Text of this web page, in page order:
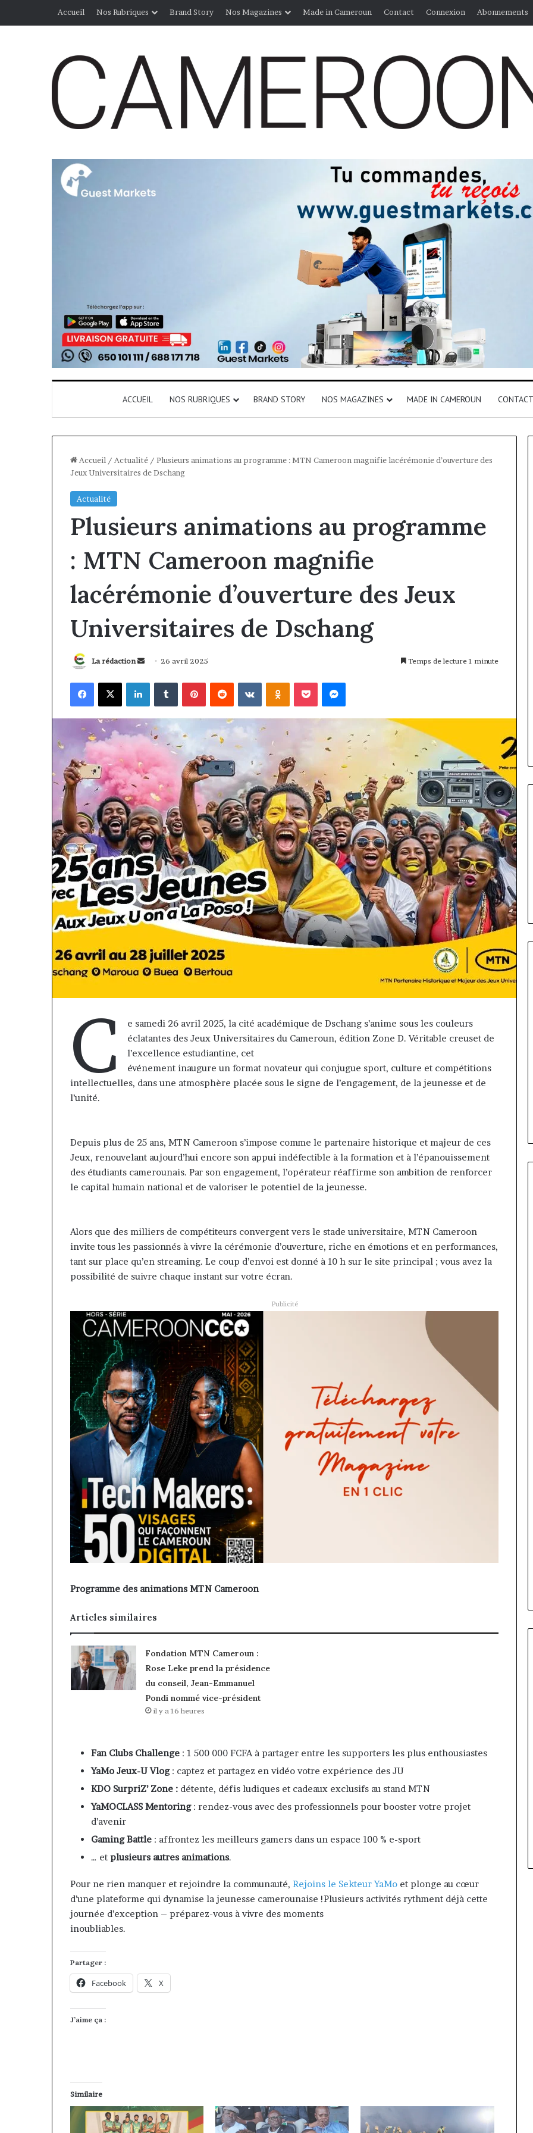
Accueil Nos Rubriques Brand Story Nos Magazines Made in Cameroun Contact Connexion Abonnements
ACCUEIL NOS RUBRIQUES BRAND STORY NOS MAGAZINES MADE IN CAMEROUN CONTACT
Accueil / Actualité / Plusieurs animations au programme : MTN Cameroon magnifie lacérémonie d’ouverture des
Jeux Universitaires de Dschang
Actualité
Plusieurs animations au programme
: MTN Cameroon magnifie
lacérémonie d’ouverture des Jeux
Universitaires de Dschang
La rédaction
Envoyer
courriel
26 avril 2025 Temps de lecture 1 minute
Facebook
X LinkedinTumblrPinterestReddit VKontakteOdnoklassniki
Pocket Messenger
C
e samedi 26 avril 2025, la cité académique de Dschang s’anime sous les couleurs
éclatantes des Jeux Universitaires du Cameroun, édition Zone D. Véritable creuset de
l’excellence estudiantine, cet
événement inaugure un format novateur qui conjugue sport, culture et compétitions
intellectuelles, dans une atmosphère placée sous le signe de l’engagement, de la jeunesse et de
l’unité.
Depuis plus de 25 ans, MTN Cameroon s’impose comme le partenaire historique et majeur de ces
Jeux, renouvelant aujourd’hui encore son appui indéfectible à la formation et à l’épanouissement
des étudiants camerounais. Par son engagement, l’opérateur réaffirme son ambition de renforcer
le capital humain national et de valoriser le potentiel de la jeunesse.
Alors que des milliers de compétiteurs convergent vers le stade universitaire, MTN Cameroon
invite tous les passionnés à vivre la cérémonie d’ouverture, riche en émotions et en performances,
tant sur place qu’en streaming. Le coup d’envoi est donné à 10 h sur le site principal ; vous avez la
possibilité de suivre chaque instant sur votre écran.
Publicité
Programme des animations MTN Cameroon
Articles similaires
Fondation MTN Cameroun :
Rose Leke prend la présidence
du conseil, Jean-Emmanuel
Pondi nommé vice-président
il y a 16 heures
Fan Clubs Challenge : 1 500 000 FCFA à partager entre les supporters les plus enthousiastes
YaMo Jeux-U Vlog : captez et partagez en vidéo votre expérience des JU
KDO SurpriZ’ Zone : détente, défis ludiques et cadeaux exclusifs au stand MTN
YaMOCLASS Mentoring: rendez-vous avec des professionnels pour booster votre projet
d’avenir
Gaming Battle : affrontez les meilleurs gamers dans un espace 100 % e-sport
… et plusieurs autres animations.
Pour ne rien manquer et rejoindre la communauté, Rejoins le Sekteur YaMo et plonge au cœur
d’une plateforme qui dynamise la jeunesse camerounaise !Plusieurs activités rythment déjà cette
journée d’exception – préparez-vous à vivre des moments
inoubliables.
Partager :
Facebook X
J’aime ça :
Similaire
« Cette
va
contribuer
à
faire
évoluer
le
la
samir
Bouzidi
se
com
il y a 1 semaine
« Cette plateforme va
contribuer à faire évoluer le
regard porté sur la diaspora »
Fondation
Cameroun
:
prend
la
Jean-
Pondi
nommé
vice-
Fondation MTN Cameroun :
Rose Leke prend la présidence